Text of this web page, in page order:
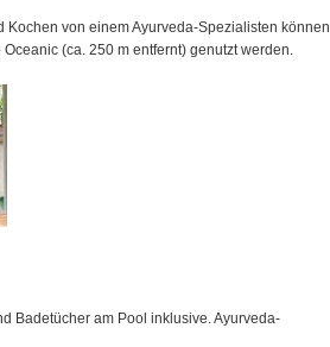
von einem Ayurveda-Spezialisten können
(ca. 250 m entfernt) genutzt werden.
Badetücher am Pool inklusive. Ayurveda-